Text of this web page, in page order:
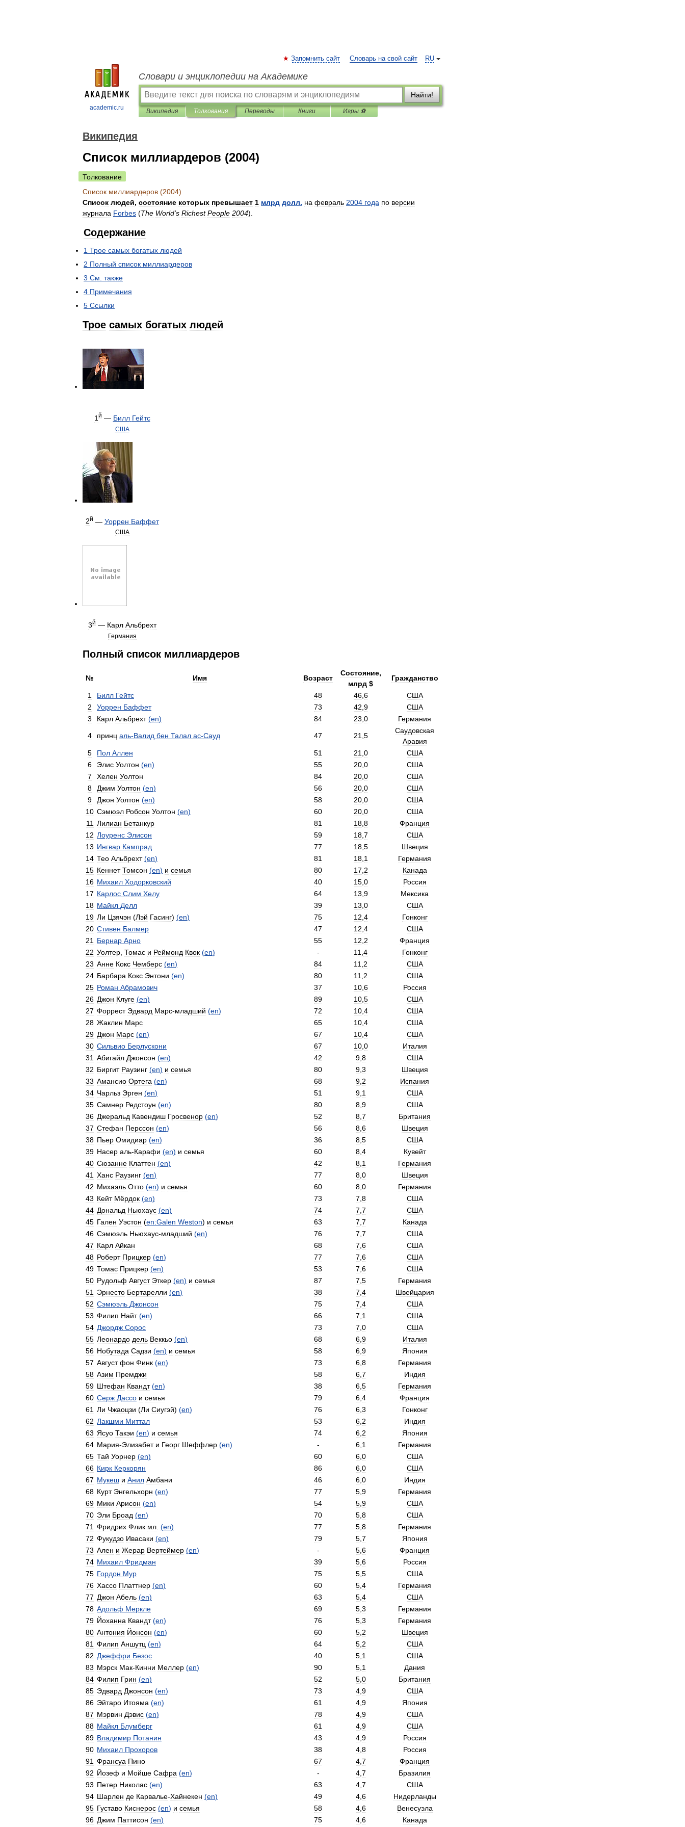
academic.ru
RU
Запомнить сайт Словарь на свой сайт
Словари и энциклопедии на Академике
Найти!
Википедия Толкования Переводы Книги Игры ⚽
Википедия
Список миллиардеров (2004)
Толкование
Список миллиардеров (2004)
Список людей, состояние которых превышает 1 млрд долл. на февраль 2004 года по версии
журнала Forbes (The World’s Richest People 2004).
Содержание
1 Трое самых богатых людей
2 Полный список миллиардеров
3 См также
4 Примечания
5 Ссылки
Трое самых богатых людей
1 й— Билл Гейтс
США
2й— Уоррен Баффет
США
3й— Карл Альбрехт
Германия
Полный список миллиардеров
№ Имя Возраст
Состояние,
млрд $
Гражданство
1 Билл Гейтс 48 46, 6
США
2
Уоррен Баффет 73 42 9
США
3
Карл Альбрехт (en) 84 23 0 Германия
4 принц аль-Валид бен Талал ас-Сауд 47 21 5
Саудовская
Аравия
5
Пол Аллен 51 21 0
США
6
Элис Уолтон (en) 55 20, 0
США
7
Хелен Уолтон 84 20, 0
США
8
Джим Уолтон (en) 56 20, 0
США
9
Джон Уолтон (en) 58 20, 0
США
10 Сэмюэл Робсон Уолтон (en) 60 20, 0
США
11 Лилиан Бетанкур 81 18, 8
Франция
12 Лоуренс Элисон 59 18, 7
США
13 Ингвар Кампрад 77 18, 5
Швеция
14 Тео Альбрехт (en) 81 18, 1
Германия
15 Кеннет Томсон (en) и семья 80 17 2
Канада
16 Михаил Ходорковский 40 15, 0
Россия
17 Карлос Слим Хелу 64 13 9
Мексика
18 Майкл Делл 39 13 0
США
19 Ли Цзячэн (Лэй Гасинг) (en) 75 12 4
Гонконг
20 Стивен Балмер 47 12 4
США
21
Бернар Арно 55 12 2
Франция
22 Уолтер Томас и Реймонд Квок (en) - 11 4
Гонконг
23 Анне Кокс Чемберс (en) 84 11 2
США
24 Барбара Кокс Энтони (en) 80 11 2
США
25 Роман Абрамович 37 10, 6
Россия
26 Джон Клуге (en) 89 10, 5
США
27 Форрест Эдвард Марс-младший (en) 72 10, 4
США
28 Жаклин Марс 65 10, 4
США
29 Джон Марс (en) 67 10, 4
США
30 Сильвио Берлускони 67 10, 0
Италия
31 Абигайл Джонсон (en) 42 9, 8
США
32 Биргит Раузинг (en) и семья 80 9, 3
Швеция
33 Амансио Ортега (en) 68 9, 2
Испания
34 Чарльз Эрген (en) 51 9, 1
США
35 Самнер Редстоун (en) 80 8, 9
США
36 Джеральд Кавендиш Гросвенор (en) 52 8, 7
Британия
37 Стефан Перссон (en) 56 8, 6
Швеция
38 Пьер Омидиар (en) 36 8, 5
США
39 Насер аль-Карафи (en) и семья 60 8, 4
Кувейт
40 Сюзанне Клаттен (en) 42 8, 1
Германия
41 Ханс Раузинг (en) 77 8, 0
Швеция
42 Михаэль Отто (en) и семья 60 8, 0
Германия
43 Кейт Мёрдок (en) 73 7 8
США
44 Дональд Ньюхаус (en) 74 7 7
США
45 Гален Уэстон (en:Galen Weston) и семья 63 7 7
Канада
46 Сэмюэль Ньюхаус-младший (en) 76 7 7
США
47 Карл Айкан 68 7 6
США
48 Роберт Прицкер (en) 77 7 6
США
49 Томас Прицкер (en) 53 7 6
США
50 Рудольф Август Эткер (en) и семья 87 7 5
Германия
51
Эрнесто Бертарелли (en) 38 7 4
Швейцария
52 Сэмюэль Джонсон 75 7 4
США
53 Филип Найт (en) 66 7 1
США
54 Джордж Сорос 73 7 0
США
55 Леонардо дель Веккьо (en) 68 6, 9
Италия
56 Нобутада Садзи (en) и семья 58 6, 9
Япония
57 Август фон Финк (en) 73 6, 8
Германия
58 Азим Премджи 58 6, 7
Индия
59 Штефан Квандт (en) 38 6, 5
Германия
60 Серж Дассо и семья 79 6, 4
Франция
61 Ли Чжаоцзи (Ли Сиугэй) (en) 76 6, 3
Гонконг
62 Лакшми Миттал 53 6, 2
Индия
63 Ясуо Такэи (en) и семья 74 6, 2
Япония
64 Мария-Элизабет и Георг Шеффлер (en) - 6, 1
Германия
65 Тай Уорнер (en) 60 6, 0
США
66 Кирк Керкорян 86 6, 0
США
67 Мукеш и Анил Амбани 46 6, 0
Индия
68 Курт Энгельхорн (en) 77 5, 9
Германия
69 Мики Арисон (en) 54 5, 9
США
70 Эли Броад (en) 70 5, 8
США
71 Фридрих Флик мл (en) 77 5, 8
Германия
72 Фукудзо Ивасаки (en) 79 5, 7
Япония
73 Ален и Жерар Вертеймер (en) - 5, 6
Франция
74 Михаил Фридман 39 5, 6
Россия
75 Гордон Мур 75 5, 5
США
76 Хассо Платтнер (en) 60 5, 4
Германия
77 Джон Абель (en) 63 5, 4
США
78 Адольф Меркле 69 5, 3
Германия
79 Йоханна Квандт (en) 76 5, 3
Германия
80 Антония Йонсон (en) 60 5, 2
Швеция
81 Филип Аншутц (en) 64 5, 2
США
82 Джеффри Безос 40 5, 1
США
83 Мэрск Мак-Кинни Меллер (en) 90 5, 1
Дания
84 Филип Грин (en) 52 5, 0
Британия
85 Эдвард Джонсон (en) 73 4, 9
США
86 Эйтаро Итояма (en) 61 4, 9
Япония
87 Мэрвин Дэвис (en) 78 4, 9
США
88 Майкл Блумберг 61 4, 9
США
89 Владимир Потанин 43 4, 9
Россия
90 Михаил Прохоров 38 4, 8
Россия
91 Франсуа Пино 67 4, 7
Франция
92 Йозеф и Мойше Сафра (en) - 4, 7
Бразилия
93 Петер Николас (en) 63 4, 7
США
94 Шарлен де Карвалье-Хайнекен (en) 49 4, 6
Нидерланды
95 Густаво Киснерос (en) и семья 58 4, 6
Венесуэла
96 Джим Паттисон (en) 75 4, 6 Канада